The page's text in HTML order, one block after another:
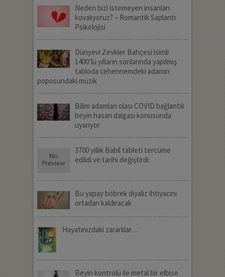
Neden bizi istemeyen insanları
kovalıyoruz? – Romantik Saplantı
Psikolojisi
Dünyevi Zevkler Bahçesi isimli
1400’lü yılların sonlarında yapılmış
tabloda cehennemdeki adamın
poposundaki müzik
Bilim adamları olası COVID bağlantılı
beyin hasarı dalgası konusunda
uyarıyor
3700 yıllık Babil tableti tercüme
edildi ve tarihi değiştirdi
Bu yapay böbrek diyaliz ihtiyacını
ortadan kaldıracak
Hayatınızdaki zararlılar…
Beyin kontrolü ile metal bir elbise